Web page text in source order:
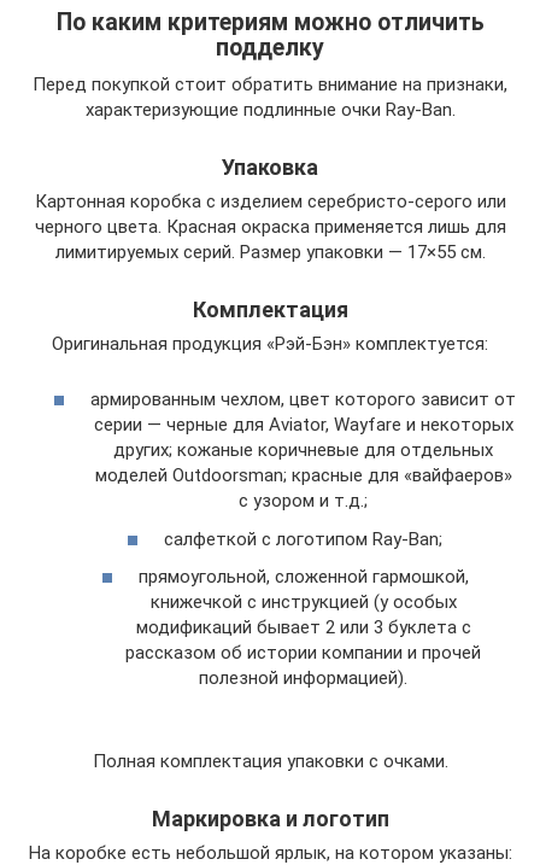
По каким критериям можно отличить
подделку
Перед покупкой стоит обратить внимание на признаки,
характеризующие подлинные очки Ray-Ban.
Упаковка
Картонная коробка с изделием серебристо-серого или
черного цвета. Красная окраска применяется лишь для
лимитируемых серий. Размер упаковки — 17×55 см.
Комплектация
Оригинальная продукция «Рэй-Бэн» комплектуется:
армированным чехлом, цвет которого зависит от
серии — черные для Aviator, Wayfare и некоторых
других; кожаные коричневые для отдельных
моделей Outdoorsman; красные для «вайфаеров»
с узором и т.д.;
салфеткой с логотипом Ray-Ban;
прямоугольной, сложенной гармошкой,
книжечкой с инструкцией (у особых
модификаций бывает 2 или 3 буклета с
рассказом об истории компании и прочей
полезной информацией).
Полная комплектация упаковки с очками.
Маркировка и логотип
На коробке есть небольшой ярлык, на котором указаны: